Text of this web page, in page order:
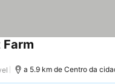
Farm
a 5.9 km de Centro da